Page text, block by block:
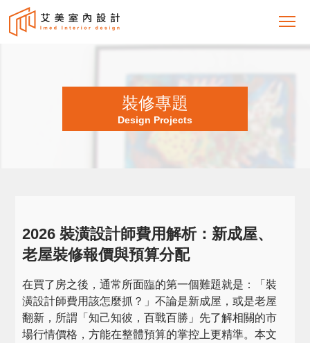
裝修專題
Design Projects
2026 裝潢設計師費用解析：新成屋、
老屋裝修報價與預算分配
在買了房之後，通常所面臨的第一個難題就是：「裝
潢設計師費用該怎麼抓？」不論是新成屋，或是老屋
翻新，所謂「知己知彼，百戰百勝」先了解相關的市
場行情價格，方能在整體預算的掌控上更精準。本文